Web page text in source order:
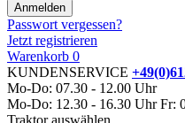
Passwort vergessen?
Jetzt registrieren
Warenkorb 0
KUNDENSERVICE
Mo-Do: 07.30 - 12.00 Uhr
Mo-Do: 12.30 - 16.30 Uhr Fr:
Traktor auswählen